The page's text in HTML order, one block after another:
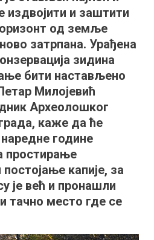
издвојити и заштити
од земље
затрпана. Урађена
зидина
бити настављено
Милојевић
Археолошког
каже да ће
године
простирање
капије, за
је већ и пронашли
тачно место где се